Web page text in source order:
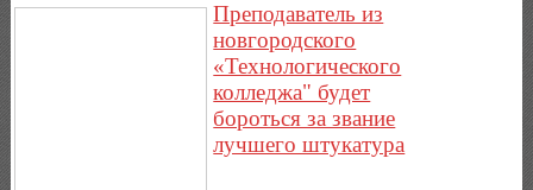
Преподаватель из
новгородского
«Технологического
колледжа" будет
бороться за звание
лучшего штукатура